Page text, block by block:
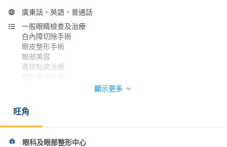
廣東話、英語、普通話
一般眼睛檢查及治療
白內障切除手術
眼皮整形手術
眼部美容
黃斑點病治療
複習眼皮手術
香港眼科醫學院院士
顯示更多
旺角
眼科及眼部整形中心